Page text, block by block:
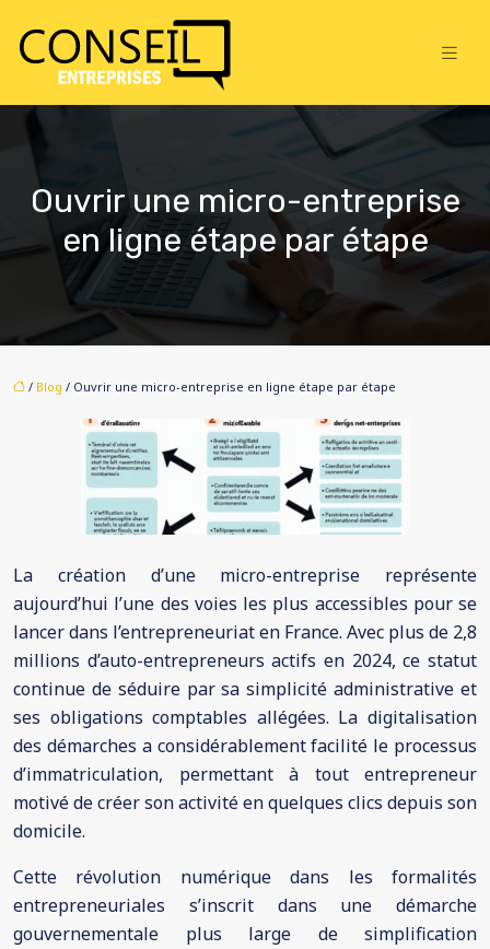
Ouvrir une micro-entreprise
en ligne étape par étape
/ Blog / Ouvrir une micro-entreprise en ligne étape par étape
La création d’une micro-entreprise représente
aujourd’hui l’une des voies les plus accessibles pour se
lancer dans l’entrepreneuriat en France. Avec plus de 2,8
millions d’auto-entrepreneurs actifs en 2024, ce statut
continue de séduire par sa simplicité administrative et
ses obligations comptables allégées. La digitalisation
des démarches a considérablement facilité le processus
d’immatriculation, permettant à tout entrepreneur
motivé de créer son activité en quelques clics depuis son
domicile.
Cette révolution numérique dans les formalités
entrepreneuriales s’inscrit dans une démarche
gouvernementale plus large de simplification